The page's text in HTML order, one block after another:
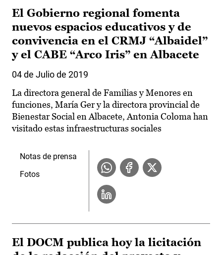
El Gobierno regional fomenta
nuevos espacios educativos y de
convivencia en el CRMJ “Albaidel”
y el CABE “Arco Iris” en Albacete
04 de Julio de 2019
La directora general de Familias y Menores en
funciones, María Ger y la directora provincial de
Bienestar Social en Albacete, Antonia Coloma han
visitado estas infraestructuras sociales
Notas de prensa
Fotos
El DOCM publica hoy la licitación